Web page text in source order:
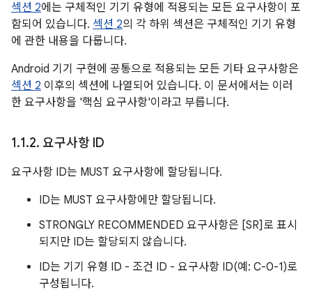
섹션 2에는 구체적인 기기 유형에 적용되는 모든 요구사항이 포
함되어 있습니다. 섹션 2의 각 하위 섹션은 구체적인 기기 유형
에 관한 내용을 다룹니다.
Android 기기 구현에 공통으로 적용되는 모든 기타 요구사항은
섹션 2 이후의 섹션에 나열되어 있습니다. 이 문서에서는 이러
한 요구사항을 '핵심 요구사항'이라고 부릅니다.
1.1.2. 요구사항 ID
요구사항 ID는 MUST 요구사항에 할당됩니다.
ID는 MUST 요구사항에만 할당됩니다.
STRONGLY RECOMMENDED 요구사항은 [SR]로 표시
되지만 ID는 할당되지 않습니다.
ID는 기기 유형 ID - 조건 ID - 요구사항 ID(예: C-0-1)로
구성됩니다.